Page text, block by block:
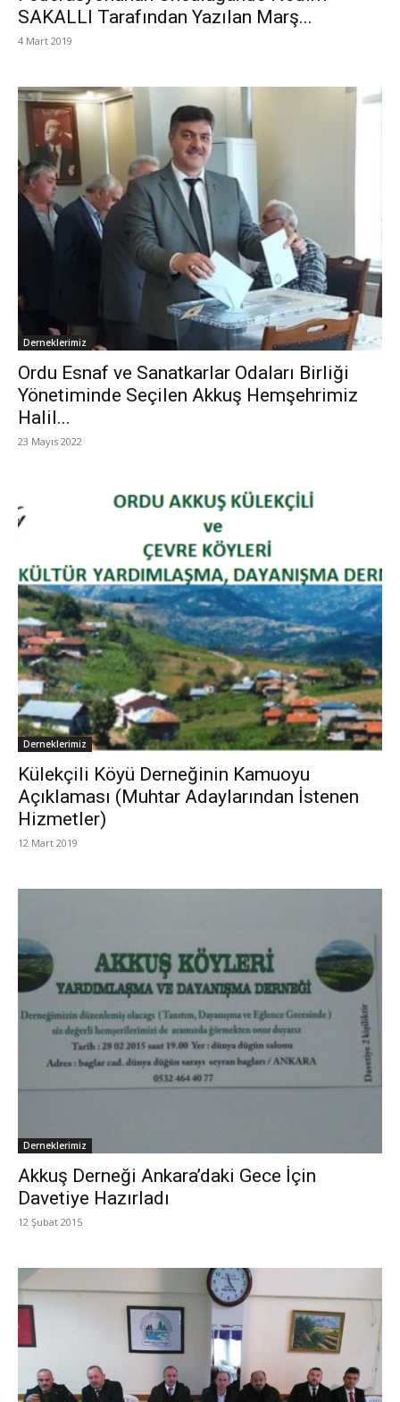
SAKALLI Tarafından Yazılan Marş...
4 Mart 2019
Derneklerimiz
Ordu Esnaf ve Sanatkarlar Odaları Birliği
Yönetiminde Seçilen Akkuş Hemşehrimiz
Halil...
23 Mayıs 2022
Derneklerimiz
Külekçili Köyü Derneğinin Kamuoyu
Açıklaması (Muhtar Adaylarından İstenen
Hizmetler)
12 Mart 2019
Derneklerimiz
Akkuş Derneği Ankara’daki Gece İçin
Davetiye Hazırladı
12 Şubat 2015